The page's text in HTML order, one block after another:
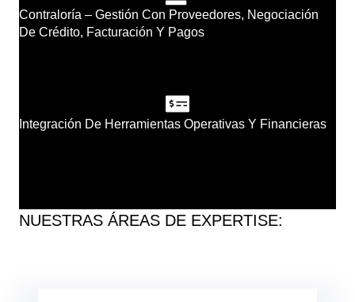
Contraloría – Gestión Con Proveedores, Negociación
De Crédito, Facturación Y Pagos
Integración De Herramientas Operativas Y Financieras
NUESTRAS ÁREAS DE EXPERTISE: